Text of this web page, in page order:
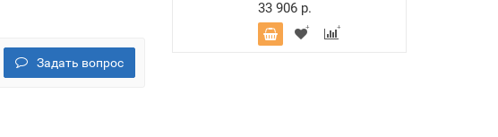
Задать вопрос
33 906 р.